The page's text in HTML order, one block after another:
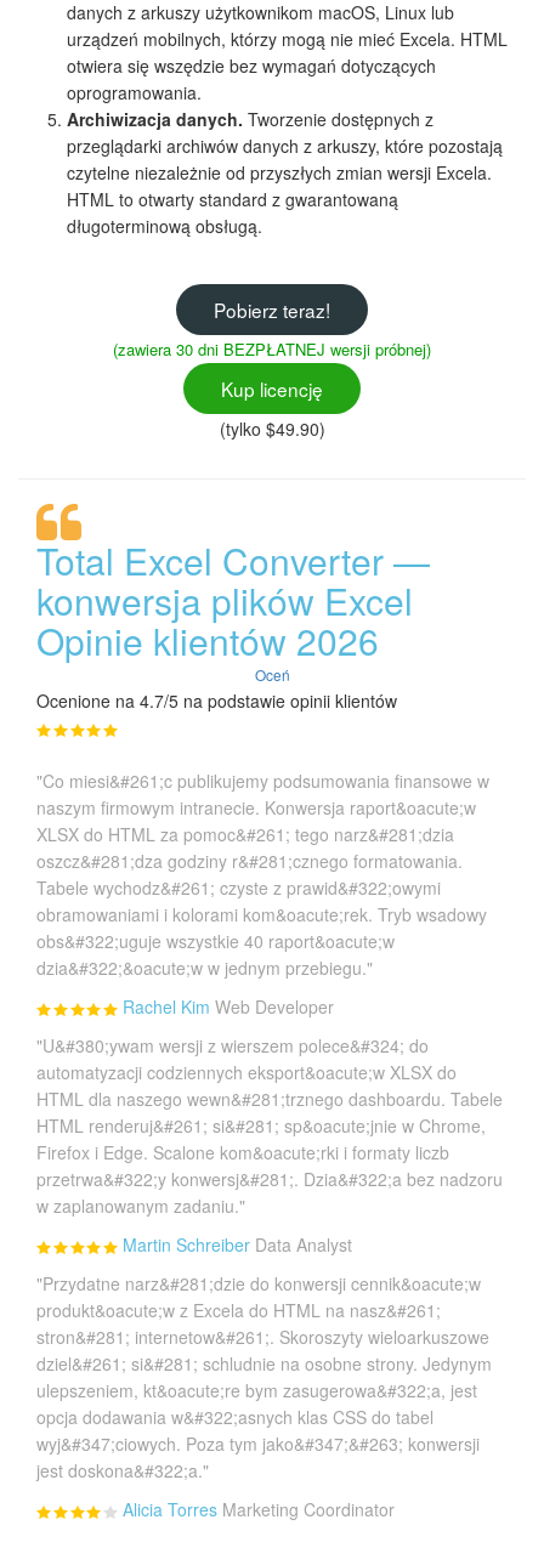
danych z arkuszy użytkownikom macOS, Linux lub
urządzeń mobilnych, którzy mogą nie mieć Excela. HTML
otwiera się wszędzie bez wymagań dotyczących
oprogramowania.
Archiwizacja danych. Tworzenie dostępnych z
przeglądarki archiwów danych z arkuszy, które pozostają
czytelne niezależnie od przyszłych zmian wersji Excela.
HTML to otwarty standard z gwarantowaną
długoterminową obsługą.
Pobierz teraz!
(zawiera 30 dni BEZPŁATNEJ wersji próbnej)
Kup licencję
(tylko $49.90)
Total Excel Converter —
konwersja plików Excel
Opinie klientów 2026
Oceń
Ocenione na 4.7/5 na podstawie opinii klientów
"Co miesi&#261;c publikujemy podsumowania finansowe w
naszym firmowym intranecie. Konwersja raport&oacute;w
XLSX do HTML za pomoc&#261; tego narz&#281;dzia
oszcz&#281;dza godziny r&#281;cznego formatowania.
Tabele wychodz&#261; czyste z prawid&#322;owymi
obramowaniami i kolorami kom&oacute;rek. Tryb wsadowy
obs&#322;uguje wszystkie 40 raport&oacute;w
dzia&#322;&oacute;w w jednym przebiegu."
Rachel Kim Web Developer
"U&#380;ywam wersji z wierszem polece&#324; do
automatyzacji codziennych eksport&oacute;w XLSX do
HTML dla naszego wewn&#281;trznego dashboardu. Tabele
HTML renderuj&#261; si&#281; sp&oacute;jnie w Chrome,
Firefox i Edge. Scalone kom&oacute;rki i formaty liczb
przetrwa&#322;y konwersj&#281;. Dzia&#322;a bez nadzoru
w zaplanowanym zadaniu."
Martin Schreiber Data Analyst
"Przydatne narz&#281;dzie do konwersji cennik&oacute;w
produkt&oacute;w z Excela do HTML na nasz&#261;
stron&#281; internetow&#261;. Skoroszyty wieloarkuszowe
dziel&#261; si&#281; schludnie na osobne strony. Jedynym
ulepszeniem, kt&oacute;re bym zasugerowa&#322;a, jest
opcja dodawania w&#322;asnych klas CSS do tabel
wyj&#347;ciowych. Poza tym jako&#347;&#263; konwersji
jest doskona&#322;a."
Alicia Torres Marketing Coordinator